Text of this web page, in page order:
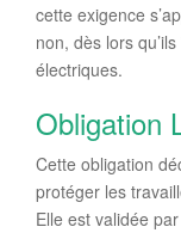
cette exigence
non, dès lors
électriques.
Obligation
Cette obligation
protéger les
Elle est validée